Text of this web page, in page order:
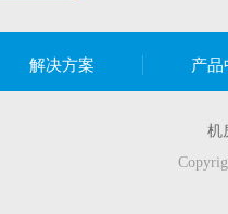
解决方案 产品
机